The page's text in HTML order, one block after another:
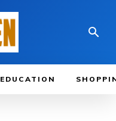
EDUCATION